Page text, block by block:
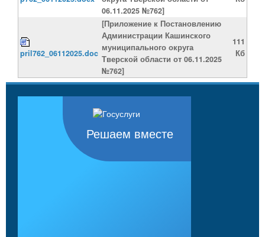
06.11.2025 №762]
pril762_06112025.doc
[Приложение к Постановлению
Администрации Кашинского
муниципального округа
Тверской области от 06.11.2025
№762]
111
Кб
Решаем вместе